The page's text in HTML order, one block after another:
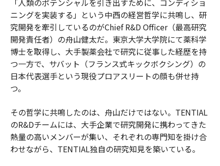
ニングを実装する」という中西の経営哲学に共鳴し、研
究開発を牽引しているのがChief R&D Officer（最高研究
開発責任者）の舟山健太だ。東京大学大学院にて薬科学
博士を取得し、大手製薬会社で研究に従事した経歴を持
つ一方で、サバット（フランス式キックボクシング）の
日本代表選手という現役プロアスリートの顔も併せ持
つ。
その哲学に共鳴したのは、舟山だけではない。TENTIAL
のR&Dチームには、大手企業で研究開発に携わってきた
熱量の高いメンバーが集い、それぞれの専門知を掛け合
わせながら、TENTIAL独自の研究知見を築いている。